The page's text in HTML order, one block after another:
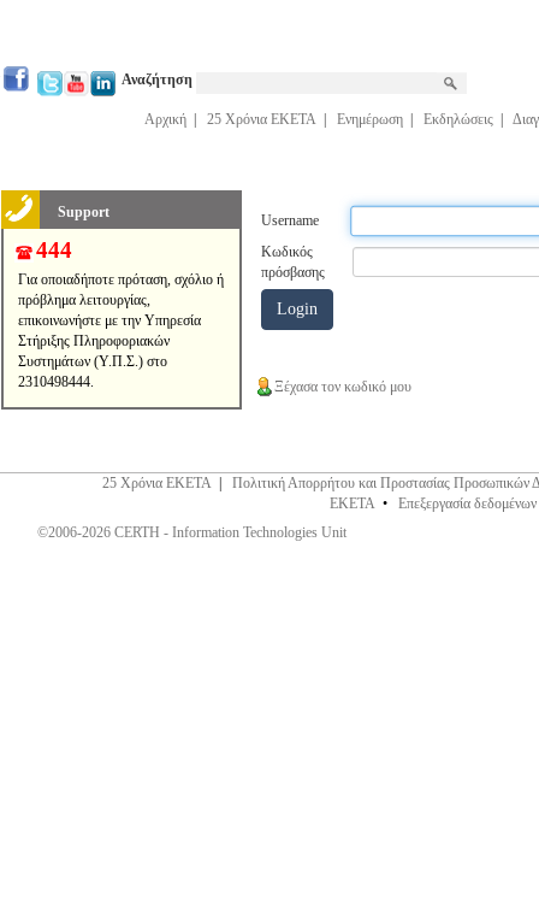
Αναζήτηση
Αρχική 25 Χρόνια ΕΚΕΤΑ Ενημέρωση Εκδηλώσεις
Support
444
Για οποιαδήποτε πρόταση, σχόλιο ή
πρόβλημα λειτουργίας,
επικοινωνήστε με την Υπηρεσία
Στήριξης Πληροφοριακών
Συστημάτων (Υ.Π.Σ.) στο
2310498444.
Username
Κωδικός
πρόσβασης
Ξέχασα τον κωδικό μου
25 Χρόνια ΕΚΕΤΑ
Πολιτική Απορρήτου και Προστασίας Προσωπικών
ΕΚΕΤΑ • Επεξεργασία
©2006-2026 CERTH - Information Technologies Unit